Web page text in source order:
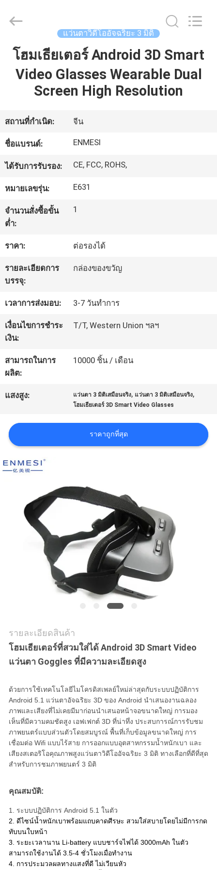
บ้าน
สินค้า
เกี่ยว
กับ
เรา
ทัวร์
ควบคุม
คุณภาพ
ข่าว
กรณี
ขอ
ใบ
เสนอ
ราคา
SHOPPING
ONLINE
ความ
เป็น
ตัว
Intelligence
Technology
Reserved.
แว่นตาวิดีโออัจฉริยะ 3 มิติ
โฮมเธียเตอร์ Android 3D Smart
Video Glasses Wearable Dual
Screen High Resolution
สถานที่กำเนิด: จีน
ชื่อแบรนด์: ENMESI
ได้รับการรับรอง: CE, FCC, ROHS,
หมายเลขรุ่น: E631
จำนวนสั่งซื้อขั้น
ต่ำ:
1
ราคา: ต่อรองได้
รายละเอียดการ
บรรจุ:
กล่องของขวัญ
เวลาการส่งมอบ: 3-7 วันทำการ
เงื่อนไขการชำระ
เงิน:
T/T, Western Union ฯลฯ
สามารถในการ
ผลิต:
10000 ชิ้น / เดือน
แสงสูง: แว่นตา 3 มิติเสมือนจริง, แว่นตา 3 มิติเสมือนจริง,
โฮมเธียเตอร์ 3D Smart Video Glasses
ราคาถูกที่สุด
รายละเอียดสินค้า
โฮมเธียเตอร์ที่สวมใส่ได้ Android 3D Smart Video
แว่นตา Goggles ที่มีความละเอียดสูง
ด้วยการใช้เทคโนโลยีไมโครดิสเพลย์ใหม่ล่าสุดกับระบบปฏิบัติการ
Android 5.1 แว่นตาอัจฉริยะ 3D ของ Android นำเสนองานฉลอง
ภาพและเสียงที่ไม่เคยมีมาก่อนนำเสนอหน้าจอขนาดใหญ่ การมอง
เห็นที่มีความคมชัดสูง เอฟเฟกต์ 3D ที่น่าทึ่ง ประสบการณ์การรับชม
ภาพยนตร์แบบส่วนตัวโดยสมบูรณ์ พื้นที่เก็บข้อมูลขนาดใหญ่ การ
เชื่อมต่อ Wifi แบบไร้สาย การออกแบบอุตสาหกรรมน้ำหนักเบา และ
เสียงสเตอริโอคุณภาพสูงแว่นตาวิดีโออัจฉริยะ 3 มิติ ทางเลือกที่ดีที่สุด
สำหรับการชมภาพยนตร์ 3 มิติ
คุณสมบัติ:
1. ระบบปฏิบัติการ Android 5.1 ในตัว
2. ดีไซน์น้ำหนักเบาพร้อมแถบคาดศีรษะ สวมใส่สบายโดยไม่มีการกด
ทับบนใบหน้า
3. ระยะเวลานาน Li-battery แบบชาร์จไฟได้ 3000mAh ในตัว
สามารถใช้งานได้ 3.5-4 ชั่วโมงเมื่อทำงาน
4. การประมวลผลทางแสงที่ดี ไม่เวียนหัว